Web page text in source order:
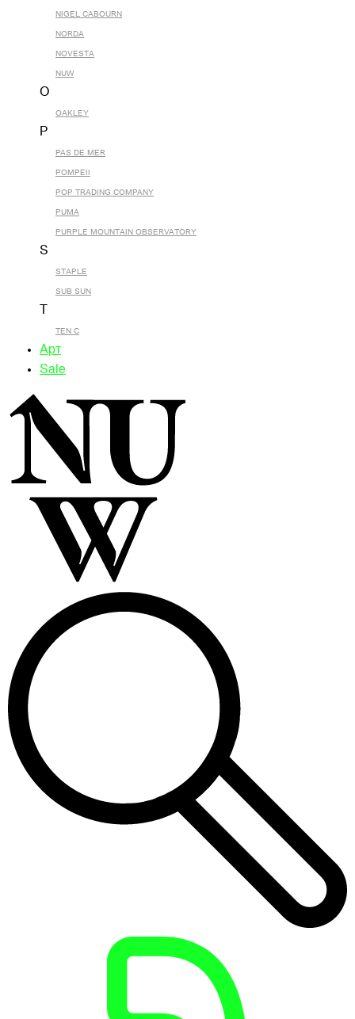
NIGEL CABOURN
NORDA
NOVESTA
NUW
O
OAKLEY
P
PAS DE MER
POMPEII
POP TRADING COMPANY
PUMA
PURPLE MOUNTAIN OBSERVATORY
S
STAPLE
SUB SUN
TEN C
Арт
Sale